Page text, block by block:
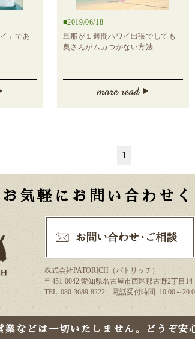
」であ
2019/06/18
旦那が１週間ハワイ出張でしても
奥さんがムカつかない方法
1
お気軽にお問い合わせく
株式会社PATORICH（パトリッチ）
〒451-0042 愛知県名古屋市西区那古野2丁目
TEL. 080-3689-8222 電話受付時間. 10:00～
業などは一切いたしません。どうぞ安